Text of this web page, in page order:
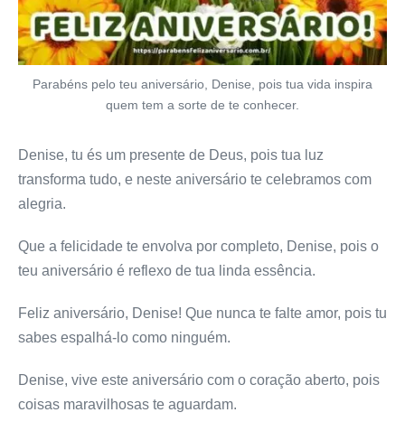
Parabéns pelo teu aniversário, Denise, pois tua vida inspira
quem tem a sorte de te conhecer.
Denise, tu és um presente de Deus, pois tua luz
transforma tudo, e neste aniversário te celebramos com
alegria.
Que a felicidade te envolva por completo, Denise, pois o
teu aniversário é reflexo de tua linda essência.
Feliz aniversário, Denise! Que nunca te falte amor, pois tu
sabes espalhá-lo como ninguém.
Denise, vive este aniversário com o coração aberto, pois
coisas maravilhosas te aguardam.